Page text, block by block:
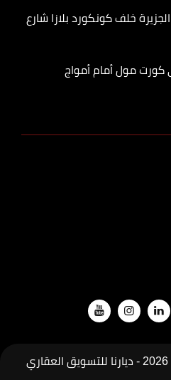
١٠ شارع الجزيرة خلف كونكورد بلازا شارع
مول أمام أمواج
ديارنا للتسويق العقاري